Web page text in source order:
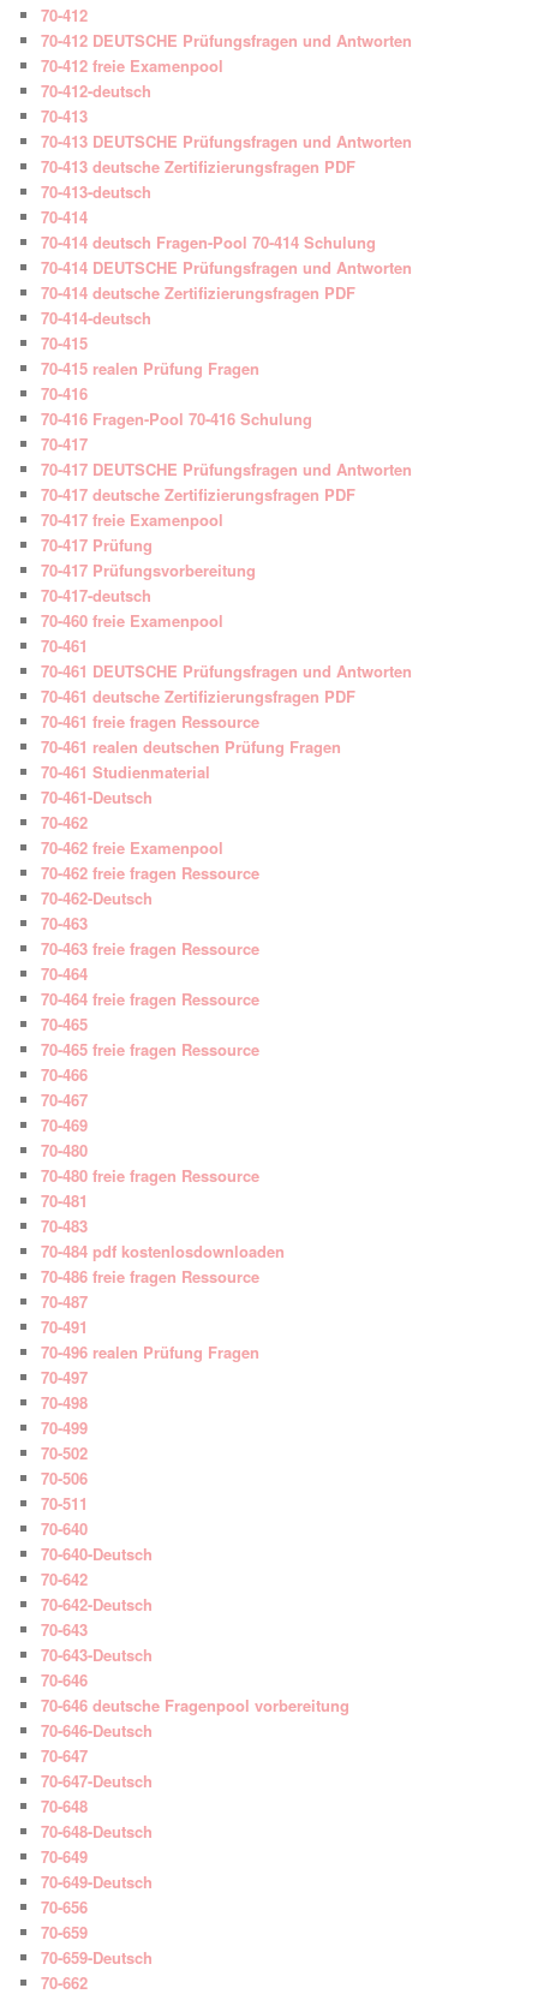
70-412
70-412 DEUTSCHE Prüfungsfragen und Antworten
70-412 freie Examenpool
70-412-deutsch
70-413
70-413 DEUTSCHE Prüfungsfragen und Antworten
70-413 deutsche Zertifizierungsfragen PDF
70-413-deutsch
70-414
70-414 deutsch Fragen-Pool 70-414 Schulung
70-414 DEUTSCHE Prüfungsfragen und Antworten
70-414 deutsche Zertifizierungsfragen PDF
70-414-deutsch
70-415
70-415 realen Prüfung Fragen
70-416
70-416 Fragen-Pool 70-416 Schulung
70-417
70-417 DEUTSCHE Prüfungsfragen und Antworten
70-417 deutsche Zertifizierungsfragen PDF
70-417 freie Examenpool
70-417 Prüfung
70-417 Prüfungsvorbereitung
70-417-deutsch
70-460 freie Examenpool
70-461
70-461 DEUTSCHE Prüfungsfragen und Antworten
70-461 deutsche Zertifizierungsfragen PDF
70-461 freie fragen Ressource
70-461 realen deutschen Prüfung Fragen
70-461 Studienmaterial
70-461-Deutsch
70-462
70-462 freie Examenpool
70-462 freie fragen Ressource
70-462-Deutsch
70-463
70-463 freie fragen Ressource
70-464
70-464 freie fragen Ressource
70-465
70-465 freie fragen Ressource
70-466
70-467
70-469
70-480
70-480 freie fragen Ressource
70-481
70-483
70-484 pdf kostenlosdownloaden
70-486 freie fragen Ressource
70-487
70-491
70-496 realen Prüfung Fragen
70-497
70-498
70-499
70-502
70-506
70-511
70-640
70-640-Deutsch
70-642
70-642-Deutsch
70-643
70-643-Deutsch
70-646
70-646 deutsche Fragenpool vorbereitung
70-646-Deutsch
70-647
70-647-Deutsch
70-648
70-648-Deutsch
70-649
70-649-Deutsch
70-656
70-659
70-659-Deutsch
70-662